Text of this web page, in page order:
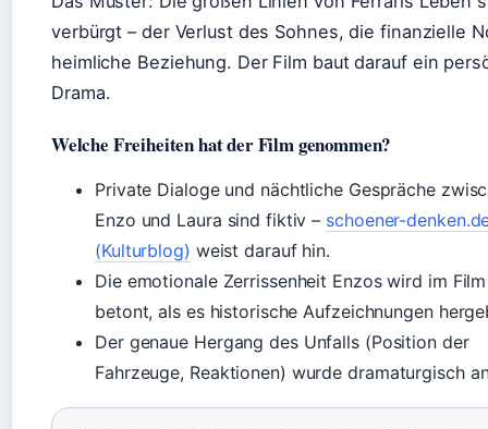
verbürgt – der Verlust des Sohnes, die finanzielle
heimliche Beziehung. Der Film baut darauf ein
Drama.
Welche Freiheiten hat der Film genommen?
Private Dialoge und nächtliche Gespräche
Enzo und Laura sind fiktiv – schoener-
(Kulturblog) weist darauf hin.
Die emotionale Zerrissenheit Enzos wird im
betont, als es historische Aufzeichnungen
Der genaue Hergang des Unfalls (Position der
Fahrzeuge, Reaktionen) wurde dramaturgisch